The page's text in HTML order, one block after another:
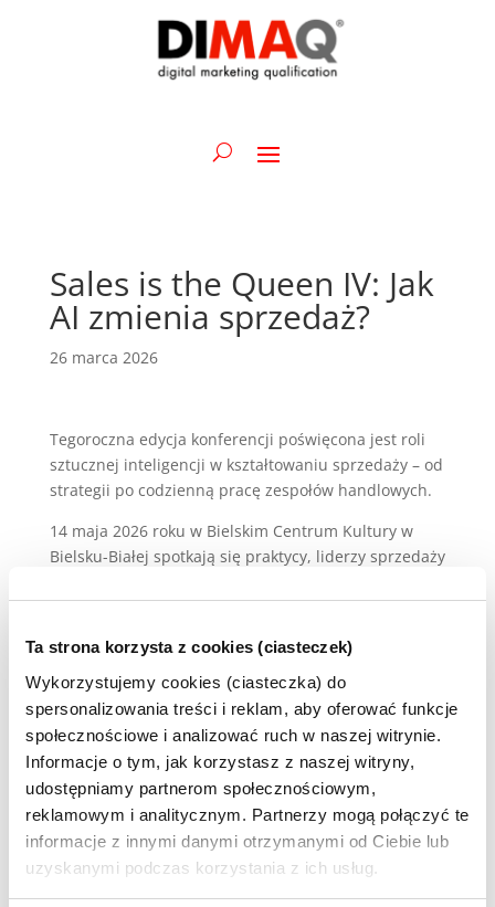
Ta strona korzysta z cookies (ciasteczek)
Wykorzystujemy cookies (ciasteczka) do
spersonalizowania treści i reklam, aby oferować funkcje
społecznościowe i analizować ruch w naszej witrynie.
Informacje o tym, jak korzystasz z naszej witryny,
udostępniamy partnerom społecznościowym,
reklamowym i analitycznym. Partnerzy mogą połączyć te
informacje z innymi danymi otrzymanymi od Ciebie lub
uzyskanymi podczas korzystania z ich usług.
Sales is the Queen IV: Jak
AI zmienia sprzedaż?
26 marca 2026
Tegoroczna edycja konferencji poświęcona jest roli
sztucznej inteligencji w kształtowaniu sprzedaży – od
strategii po codzienną pracę zespołów handlowych.
14 maja 2026 roku w Bielskim Centrum Kultury w
Bielsku-Białej spotkają się praktycy, liderzy sprzedaży
w biznesie.
Bilety już od 129 zł ! Zdobądź bilet i spotkaj się z
nami w Bielsku-Białej!
Najważniejsze punkty wydarzenia:
Dwa bloki tematyczne:
– Strategie sprzedażowe w dobie AI
– Narzędzia AI wspierające sprzedaż
Moderowany networking,który ułatwia
nawiązywanie wartościowych relacji biznesowych
Case studies firm, które już dziś wykorzystują AI do